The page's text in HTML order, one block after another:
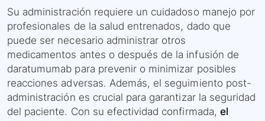
Su administración requiere un cuidadoso manejo por
profesionales de la salud entrenados, dado que
puede ser necesario administrar otros
medicamentos antes o después de la infusión de
daratumumab para prevenir o minimizar posibles
reacciones adversas. Además, el seguimiento post-
administración es crucial para garantizar la seguridad
del paciente. Con su efectividad confirmada, el